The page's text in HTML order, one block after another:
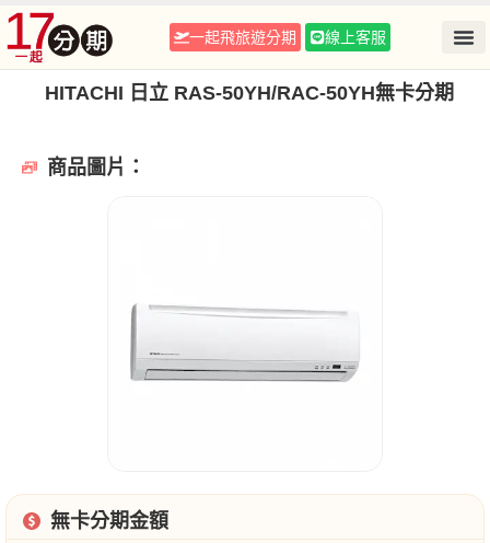
一起飛旅遊分期 線上客服
HITACHI 日立 RAS-50YH/RAC-50YH無卡分期
商品圖片：
無卡分期金額